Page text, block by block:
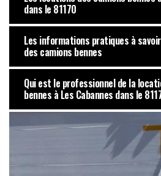
dans le 81170
Les informations pratiques à
des camions bennes
Qui est le professionnel de la
bennes à Les Cabannes dans le